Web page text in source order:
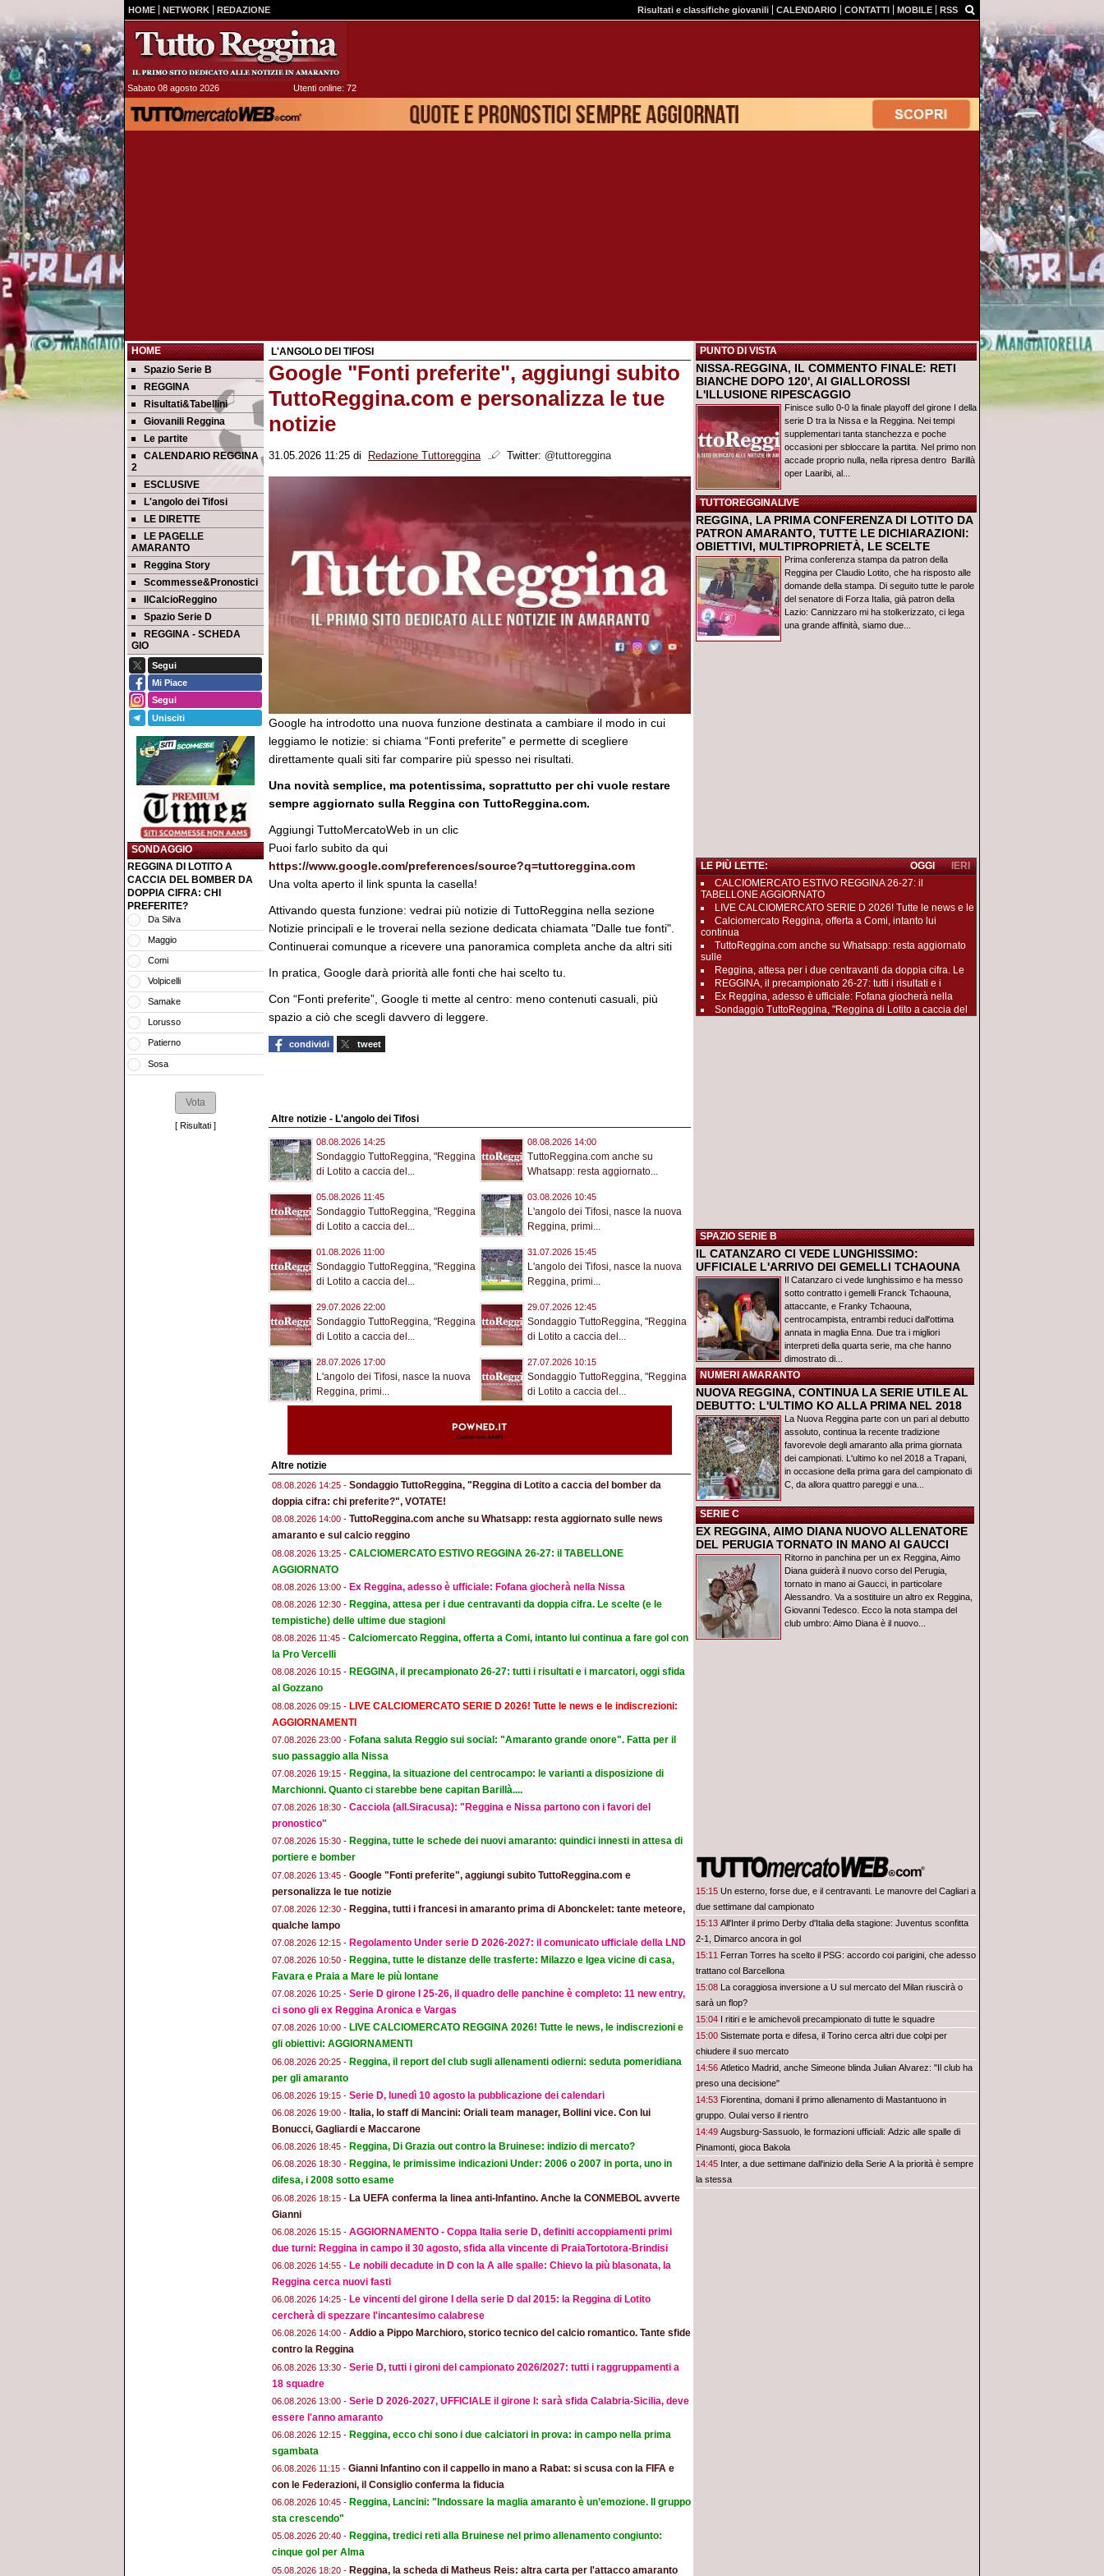
HOME NETWORK REDAZIONE Risultati e classifiche giovanili CALENDARIO CONTATTI MOBILE RSS
Sabato 08 agosto 2026 Utenti online: 72
HOME
Spazio Serie B
REGGINA
Risultati&Tabellini
Giovanili Reggina
Le partite
CALENDARIO REGGINA
2
ESCLUSIVE
L'angolo dei Tifosi
LE DIRETTE
LE PAGELLE
AMARANTO
Reggina Story
Scommesse&Pronostici
IlCalcioReggino
Spazio Serie D
REGGINA - SCHEDA
GIO
Segui
Mi Piace
Segui
Unisciti
SONDAGGIO
REGGINA DI LOTITO A
CACCIA DEL BOMBER DA
DOPPIA CIFRA: CHI
PREFERITE?
Da Silva
Maggio
Comi
Volpicelli
Samake
Lorusso
Patierno
Sosa
[ Risultati ]
L'ANGOLO DEI TIFOSI
Google "Fonti preferite", aggiungi subito
TuttoReggina.com e personalizza le tue
notizie
31.05.2026 11:25 di Redazione Tuttoreggina Twitter: @tuttoreggina
Google ha introdotto una nuova funzione destinata a cambiare il modo in cui
leggiamo le notizie: si chiama “Fonti preferite” e permette di scegliere
direttamente quali siti far comparire più spesso nei risultati.
Una novità semplice, ma potentissima, soprattutto per chi vuole restare
sempre aggiornato sulla Reggina con TuttoReggina.com.
Aggiungi TuttoMercatoWeb in un clic
Puoi farlo subito da qui
https://www.google.com/preferences/source?q=tuttoreggina.com
Una volta aperto il link spunta la casella!
Attivando questa funzione: vedrai più notizie di TuttoReggina nella sezione
Notizie principali e le troverai nella sezione dedicata chiamata "Dalle tue fonti".
Continuerai comunque a ricevere una panoramica completa anche da altri siti
In pratica, Google darà priorità alle fonti che hai scelto tu.
Con “Fonti preferite”, Google ti mette al centro: meno contenuti casuali, più
spazio a ciò che scegli davvero di leggere.
condividi tweet
Altre notizie - L'angolo dei Tifosi
08.08.2026 14:25
Sondaggio TuttoReggina, "Reggina
di Lotito a caccia del...
08.08.2026 14:00
TuttoReggina.com anche su
Whatsapp: resta aggiornato...
05.08.2026 11:45
Sondaggio TuttoReggina, "Reggina
di Lotito a caccia del...
03.08.2026 10:45
L'angolo dei Tifosi, nasce la nuova
Reggina, primi...
01.08.2026 11:00
Sondaggio TuttoReggina, "Reggina
di Lotito a caccia del...
31.07.2026 15:45
L'angolo dei Tifosi, nasce la nuova
Reggina, primi...
29.07.2026 22:00
Sondaggio TuttoReggina, "Reggina
di Lotito a caccia del...
29.07.2026 12:45
Sondaggio TuttoReggina, "Reggina
di Lotito a caccia del...
28.07.2026 17:00
L'angolo dei Tifosi, nasce la nuova
Reggina, primi...
27.07.2026 10:15
Sondaggio TuttoReggina, "Reggina
di Lotito a caccia del...
Altre notizie
08.08.2026 14:25 - Sondaggio TuttoReggina, "Reggina di Lotito a caccia del bomber da
doppia cifra: chi preferite?", VOTATE!
08.08.2026 14:00 - TuttoReggina.com anche su Whatsapp: resta aggiornato sulle news
amaranto e sul calcio reggino
08.08.2026 13:25 - CALCIOMERCATO ESTIVO REGGINA 26-27: il TABELLONE
AGGIORNATO
08.08.2026 13:00 - Ex Reggina, adesso è ufficiale: Fofana giocherà nella Nissa
08.08.2026 12:30 - Reggina, attesa per i due centravanti da doppia cifra. Le scelte (e le
tempistiche) delle ultime due stagioni
08.08.2026 11:45 - Calciomercato Reggina, offerta a Comi, intanto lui continua a fare gol con
la Pro Vercelli
08.08.2026 10:15 - REGGINA, il precampionato 26-27: tutti i risultati e i marcatori, oggi sfida
al Gozzano
08.08.2026 09:15 - LIVE CALCIOMERCATO SERIE D 2026! Tutte le news e le indiscrezioni:
AGGIORNAMENTI
07.08.2026 23:00 - Fofana saluta Reggio sui social: "Amaranto grande onore". Fatta per il
suo passaggio alla Nissa
07.08.2026 19:15 - Reggina, la situazione del centrocampo: le varianti a disposizione di
Marchionni. Quanto ci starebbe bene capitan Barillà....
07.08.2026 18:30 - Cacciola (all.Siracusa): "Reggina e Nissa partono con i favori del
pronostico"
07.08.2026 15:30 - Reggina, tutte le schede dei nuovi amaranto: quindici innesti in attesa di
portiere e bomber
07.08.2026 13:45 - Google "Fonti preferite", aggiungi subito TuttoReggina.com e
personalizza le tue notizie
07.08.2026 12:30 - Reggina, tutti i francesi in amaranto prima di Abonckelet: tante meteore,
qualche lampo
07.08.2026 12:15 - Regolamento Under serie D 2026-2027: il comunicato ufficiale della LND
07.08.2026 10:50 - Reggina, tutte le distanze delle trasferte: Milazzo e Igea vicine di casa,
Favara e Praia a Mare le più lontane
07.08.2026 10:25 - Serie D girone I 25-26, il quadro delle panchine è completo: 11 new entry,
ci sono gli ex Reggina Aronica e Vargas
07.08.2026 10:00 - LIVE CALCIOMERCATO REGGINA 2026! Tutte le news, le indiscrezioni e
gli obiettivi: AGGIORNAMENTI
06.08.2026 20:25 - Reggina, il report del club sugli allenamenti odierni: seduta pomeridiana
per gli amaranto
06.08.2026 19:15 - Serie D, lunedì 10 agosto la pubblicazione dei calendari
06.08.2026 19:00 - Italia, lo staff di Mancini: Oriali team manager, Bollini vice. Con lui
Bonucci, Gagliardi e Maccarone
06.08.2026 18:45 - Reggina, Di Grazia out contro la Bruinese: indizio di mercato?
06.08.2026 18:30 - Reggina, le primissime indicazioni Under: 2006 o 2007 in porta, uno in
difesa, i 2008 sotto esame
06.08.2026 18:15 - La UEFA conferma la linea anti-Infantino. Anche la CONMEBOL avverte
Gianni
06.08.2026 15:15 - AGGIORNAMENTO - Coppa Italia serie D, definiti accoppiamenti primi
due turni: Reggina in campo il 30 agosto, sfida alla vincente di PraiaTortotora-Brindisi
06.08.2026 14:55 - Le nobili decadute in D con la A alle spalle: Chievo la più blasonata, la
Reggina cerca nuovi fasti
06.08.2026 14:25 - Le vincenti del girone I della serie D dal 2015: la Reggina di Lotito
cercherà di spezzare l'incantesimo calabrese
06.08.2026 14:00 - Addio a Pippo Marchioro, storico tecnico del calcio romantico. Tante sfide
contro la Reggina
06.08.2026 13:30 - Serie D, tutti i gironi del campionato 2026/2027: tutti i raggruppamenti a
18 squadre
06.08.2026 13:00 - Serie D 2026-2027, UFFICIALE il girone I: sarà sfida Calabria-Sicilia, deve
essere l'anno amaranto
06.08.2026 12:15 - Reggina, ecco chi sono i due calciatori in prova: in campo nella prima
sgambata
06.08.2026 11:15 - Gianni Infantino con il cappello in mano a Rabat: si scusa con la FIFA e
con le Federazioni, il Consiglio conferma la fiducia
06.08.2026 10:45 - Reggina, Lancini: "Indossare la maglia amaranto è un’emozione. Il gruppo
sta crescendo"
05.08.2026 20:40 - Reggina, tredici reti alla Bruinese nel primo allenamento congiunto:
cinque gol per Alma
05.08.2026 18:20 - Reggina, la scheda di Matheus Reis: altra carta per l'attacco amaranto
PUNTO DI VISTA
NISSA-REGGINA, IL COMMENTO FINALE: RETI
BIANCHE DOPO 120', AI GIALLOROSSI
L'ILLUSIONE RIPESCAGGIO
Finisce sullo 0-0 la finale playoff del girone I della
serie D tra la Nissa e la Reggina. Nei tempi
supplementari tanta stanchezza e poche
occasioni per sbloccare la partita. Nel primo non
accade proprio nulla, nella ripresa dentro Barillà
oper Laaribi, al...
TUTTOREGGINALIVE
REGGINA, LA PRIMA CONFERENZA DI LOTITO DA
PATRON AMARANTO, TUTTE LE DICHIARAZIONI:
OBIETTIVI, MULTIPROPRIETÀ, LE SCELTE
Prima conferenza stampa da patron della
Reggina per Claudio Lotito, che ha risposto alle
domande della stampa. Di seguito tutte le parole
del senatore di Forza Italia, già patron della
Lazio: Cannizzaro mi ha stolkerizzato, ci lega
una grande affinità, siamo due...
LE PIÙ LETTE: IERI
OGGI
CALCIOMERCATO ESTIVO REGGINA 26-27: il
TABELLONE AGGIORNATO
LIVE CALCIOMERCATO SERIE D 2026! Tutte le news e le
Calciomercato Reggina, offerta a Comi, intanto lui
continua
TuttoReggina.com anche su Whatsapp: resta aggiornato
sulle
Reggina, attesa per i due centravanti da doppia cifra. Le
REGGINA, il precampionato 26-27: tutti i risultati e i
Ex Reggina, adesso è ufficiale: Fofana giocherà nella
Sondaggio TuttoReggina, "Reggina di Lotito a caccia del
SPAZIO SERIE B
IL CATANZARO CI VEDE LUNGHISSIMO:
UFFICIALE L'ARRIVO DEI GEMELLI TCHAOUNA
Il Catanzaro ci vede lunghissimo e ha messo
sotto contratto i gemelli Franck Tchaouna,
attaccante, e Franky Tchaouna,
centrocampista, entrambi reduci dall'ottima
annata in maglia Enna. Due tra i migliori
interpreti della quarta serie, ma che hanno
dimostrato di...
NUMERI AMARANTO
NUOVA REGGINA, CONTINUA LA SERIE UTILE AL
DEBUTTO: L'ULTIMO KO ALLA PRIMA NEL 2018
La Nuova Reggina parte con un pari al debutto
assoluto, continua la recente tradizione
favorevole degli amaranto alla prima giornata
dei campionati. L'ultimo ko nel 2018 a Trapani,
in occasione della prima gara del campionato di
C, da allora quattro pareggi e una...
SERIE C
EX REGGINA, AIMO DIANA NUOVO ALLENATORE
DEL PERUGIA TORNATO IN MANO AI GAUCCI
Ritorno in panchina per un ex Reggina, Aimo
Diana guiderà il nuovo corso del Perugia,
tornato in mano ai Gaucci, in particolare
Alessandro. Va a sostituire un altro ex Reggina,
Giovanni Tedesco. Ecco la nota stampa del
club umbro: Aimo Diana è il nuovo...
15:15 Un esterno, forse due, e il centravanti. Le manovre del Cagliari a
due settimane dal campionato
15:13 All'Inter il primo Derby d'Italia della stagione: Juventus sconfitta
2-1, Dimarco ancora in gol
15:11 Ferran Torres ha scelto il PSG: accordo coi parigini, che adesso
trattano col Barcellona
15:08 La coraggiosa inversione a U sul mercato del Milan riuscirà o
sarà un flop?
15:04 I ritiri e le amichevoli precampionato di tutte le squadre
15:00 Sistemate porta e difesa, il Torino cerca altri due colpi per
chiudere il suo mercato
14:56 Atletico Madrid, anche Simeone blinda Julian Alvarez: "Il club ha
preso una decisione"
14:53 Fiorentina, domani il primo allenamento di Mastantuono in
gruppo. Oulai verso il rientro
14:49 Augsburg-Sassuolo, le formazioni ufficiali: Adzic alle spalle di
Pinamonti, gioca Bakola
14:45 Inter, a due settimane dall'inizio della Serie A la priorità è sempre
la stessa